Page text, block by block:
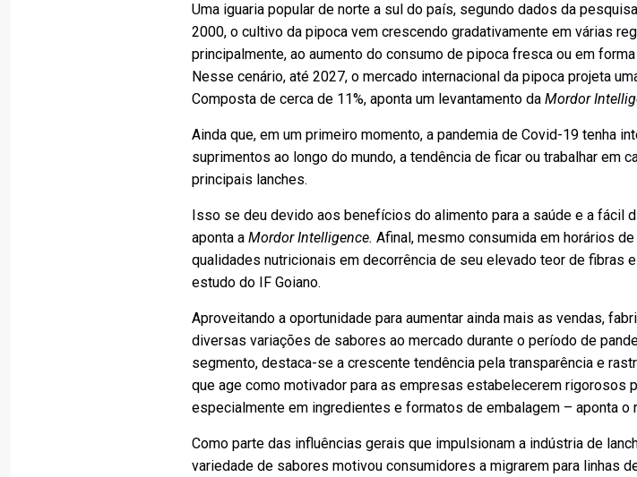
Uma iguaria popular de norte a sul do país, segundo dados da
2000, o cultivo da pipoca vem crescendo gradativamente em várias
principalmente, ao aumento do consumo de pipoca fresca ou em
Nesse cenário, até 2027, o mercado internacional da pipoca projeta
Composta de cerca de 11%, aponta um levantamento daMordor
Ainda que, em um primeiro momento, a pandemia de Covid-19 tenha
suprimentos ao longo do mundo, a tendência de ficar ou trabalhar em
principais lanches.
Isso se deu devido aos benefícios do alimento para a saúde e a fácil
aponta aMordor Intelligence. Afinal, mesmo consumida em horários
qualidades nutricionais em decorrência de seu elevado teor de fibras
estudo do IF Goiano.
Aproveitando a oportunidade para aumentar ainda mais as vendas,
diversas variações de sabores ao mercado durante o período de
segmento, destaca-se a crescente tendência pela transparência e
que age como motivador para as empresas estabelecerem rigorosos
especialmente em ingredientes e formatos de embalagem – aponta o
Como parte das influências gerais que impulsionam a indústria de
variedade de sabores motivou consumidores a migrarem para linhas